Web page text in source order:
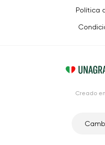
Política
Creado en